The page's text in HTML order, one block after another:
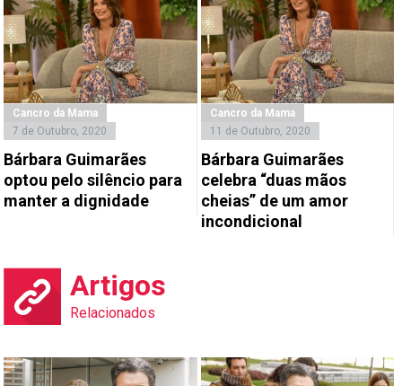
Cancro da Mama
7 de Outubro, 2020
Bárbara Guimarães
optou pelo silêncio para
manter a dignidade
Cancro da Mama
11 de Outubro, 2020
Bárbara Guimarães
celebra “duas mãos
cheias” de um amor
incondicional
Artigos
Relacionados